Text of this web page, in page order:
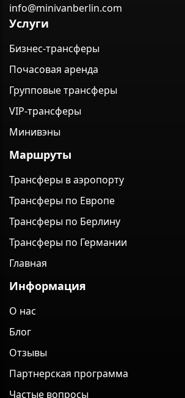
info@minivanberlin.com
Услуги
Бизнес-трансферы
Почасовая аренда
Групповые трансферы
VIP-трансферы
Минивэны
Маршруты
Трансферы в аэропорту
Трансферы по Европе
Трансферы по Берлину
Трансферы по Германии
Главная
Информация
О нас
Блог
Отзывы
Партнерская программа
Частые вопросы